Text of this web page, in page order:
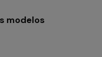
modelos